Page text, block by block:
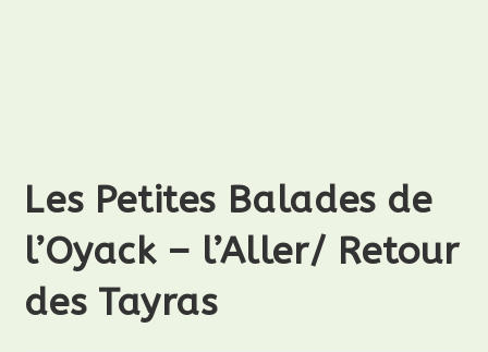
Les Petites Balades de
l’Oyack – l’Aller/ Retour
des Tayras